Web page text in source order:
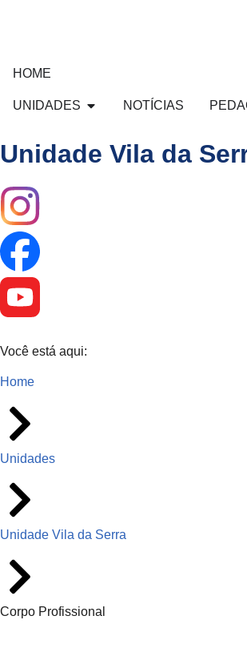
HOME
UNIDADES NOTÍCIAS
Unidade Vila da
Você está aqui:
Home
Unidades
Unidade Vila da Serra
Corpo Profissional